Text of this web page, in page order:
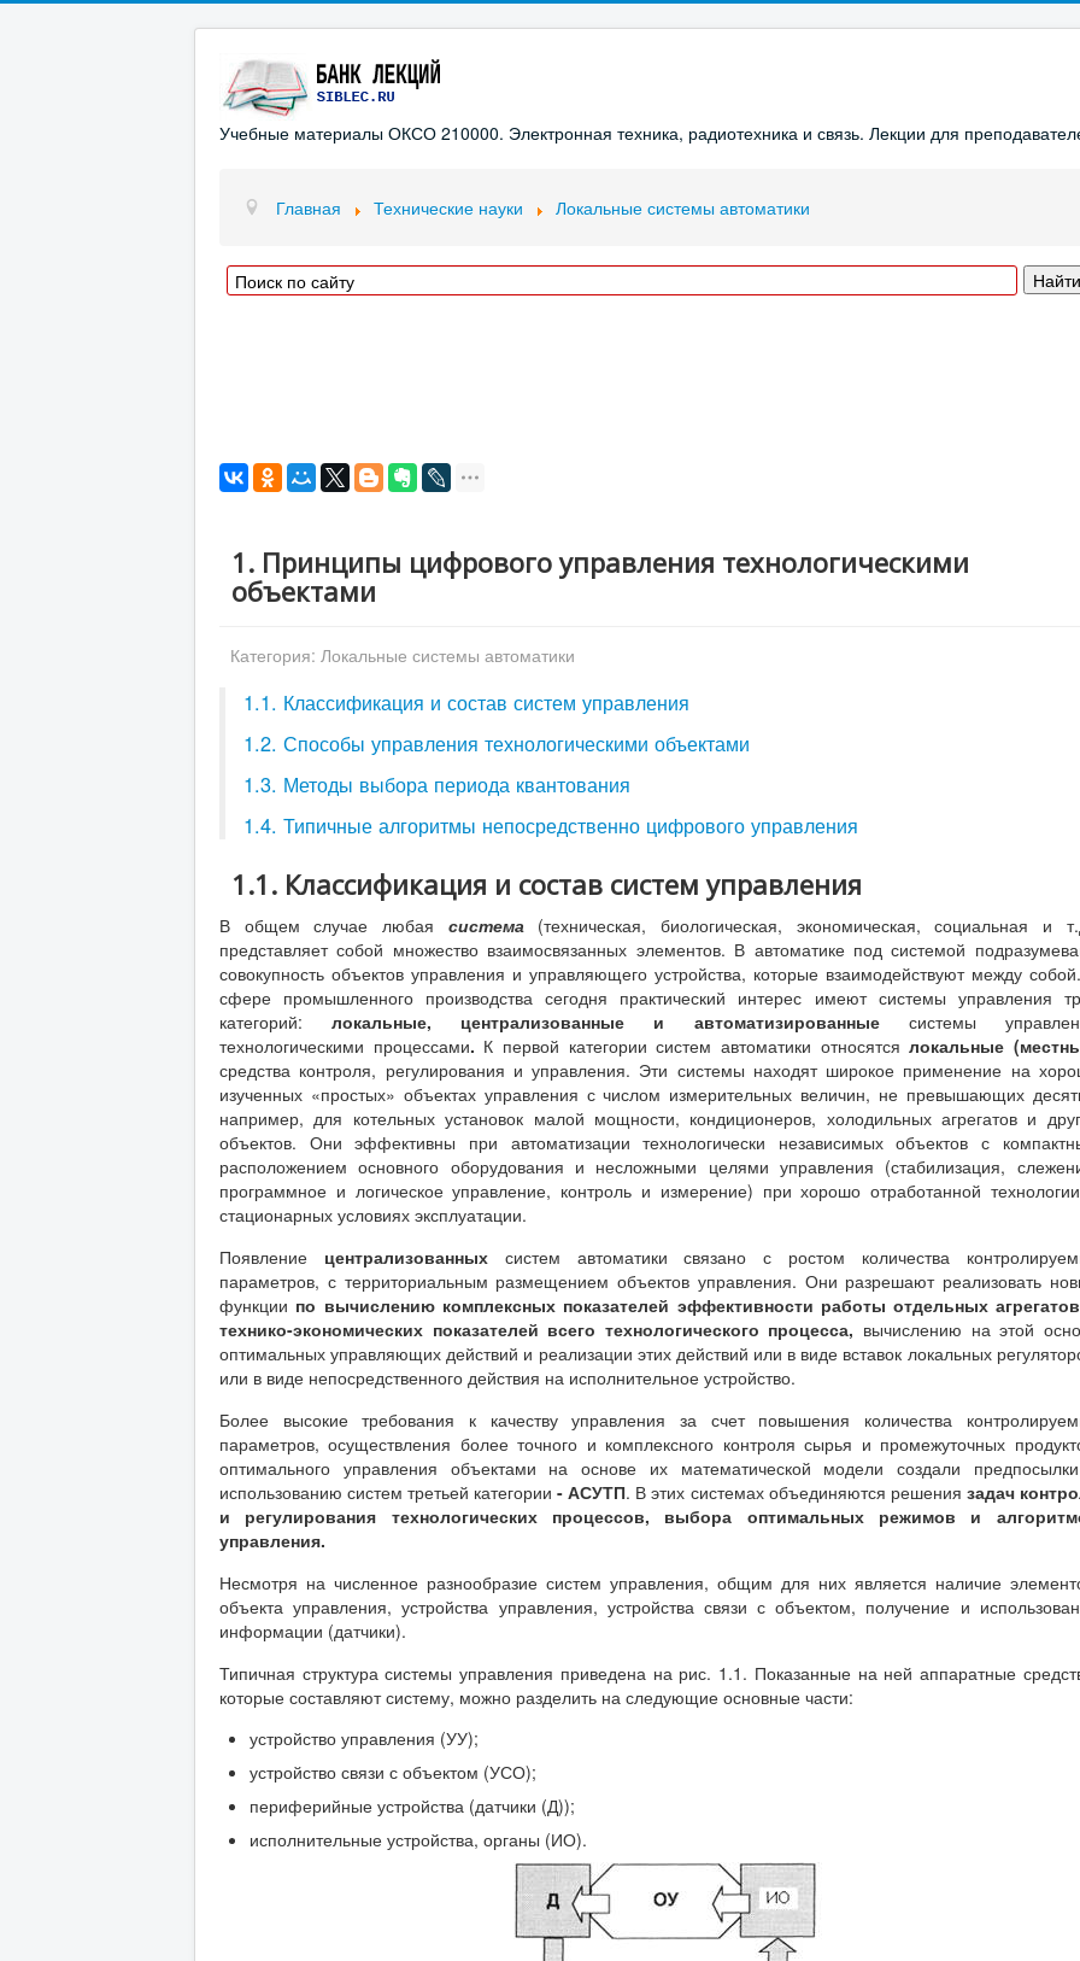
Учебные материалы ОКСО 210000. Электронная техника, радиотехника и связь. Лекции для
Главная Технические науки Локальные системы автоматики
1. Принципы цифрового управления технологическими
объектами
Категория: Локальные системы автоматики
1.1. Классификация и состав систем управления
1.2. Способы управления технологическими объектами
1.3. Методы выбора периода квантования
1.4. Типичные алгоритмы непосредственно цифрового управления
1.1. Классификация и состав систем управления
В общем случае любая система (техническая, биологическая, экономическая, социальная и
представляет собой множество взаимосвязанных элементов. В автоматике под системой
совокупность объектов управления и управляющего устройства, которые взаимодействуют между
сфере промышленного производства сегодня практический интерес имеют системы управления
категорий:локальные, централизованные и автоматизированные системы
технологическими процессами. К первой категории систем автоматики относятсялокальные
средства контроля, регулирования и управления. Эти системы находят широкое применение на
изученных «простых» объектах управления с числом измерительных величин, не превышающих
например, для котельных установок малой мощности, кондиционеров, холодильных агрегатов и
объектов. Они эффективны при автоматизации технологически независимых объектов с
расположением основного оборудования и несложными целями управления (стабилизация,
программное и логическое управление, контроль и измерение) при хорошо отработанной
стационарных условиях эксплуатации.
Появление централизованных систем автоматики связано с ростом количества
параметров, с территориальным размещением объектов управления. Они разрешают реализовать
функции по вычислению комплексных показателей эффективности работы отдельных
технико-экономических показателей всего технологического процесса, вычислению на этой
оптимальных управляющих действий и реализации этих действий или в виде вставок локальных
или в виде непосредственного действия на исполнительное устройство.
Более высокие требования к качеству управления за счет повышения количества
параметров, осуществления более точного и комплексного контроля сырья и промежуточных
оптимального управления объектами на основе их математической модели создали
использованию систем третьей категории- АСУТП. В этих системах объединяются решения задач
и регулирования технологических процессов, выбора оптимальных режимов и
управления.
Несмотря на численное разнообразие систем управления, общим для них является наличие
объекта управления, устройства управления, устройства связи с объектом, получение и
информации (датчики).
Типичная структура системы управления приведена на рис. 1.1. Показанные на ней аппаратные
которые составляют систему, можно разделить на следующие основные части:
устройство управления (УУ);
устройство связи с объектом (УСО);
периферийные устройства (датчики (Д));
исполнительные устройства, органы (ИО).